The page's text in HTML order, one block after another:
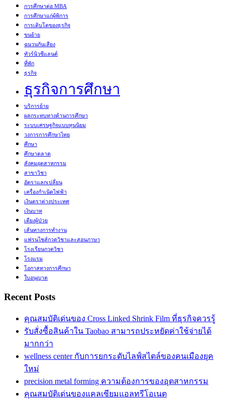
การศึกษาต่อ MBA
การศึกษาแก่ผู้พิการ
การเติบโตของธุรกิจ
ขนย้าย
ฉนวนกันเสียง
ทัวร์นิวซีแลนด์
ที่พัก
ธุรกิจ
ธุรกิจการศึกษา
บริการย้าย
ผลกระทบทางด้านการศึกษา
ระบบเศรษฐกิจแบบทุนนิยม
วงการการศึกษาไทย
ศึกษา
ศึกษาตลาด
สังคมอุตสาหกรรม
สาขาวิชา
อัตราแลกเปลี่ยน
เครื่องกำเนิดไฟฟ้า
เงินตราต่างประเทศ
เงินบาท
เตียงผู้ป่วย
เส้นทางการทำงาน
แฟรนไชส์กวดวิชาและสอนภาษา
โรงเรียนกวดวิชา
โรงแรม
โอกาสทางการศึกษา
ใบอนุญาต
Recent Posts
คุณสมบัติเด่นของ Cross Linked Shrink Film ที่ธุรกิจควรรู้
รับสั่งซื้อสินค้าใน Taobao สามารถประหยัดค่าใช้จ่ายได้
มากกว่า
wellness center กับการยกระดับไลฟ์สไตล์ของคนเมืองยุค
ใหม่
precision metal forming ความต้องการของอุตสาหกรรม
คุณสมบัติเด่นของแคลเซียมแอลทรีโอเนต